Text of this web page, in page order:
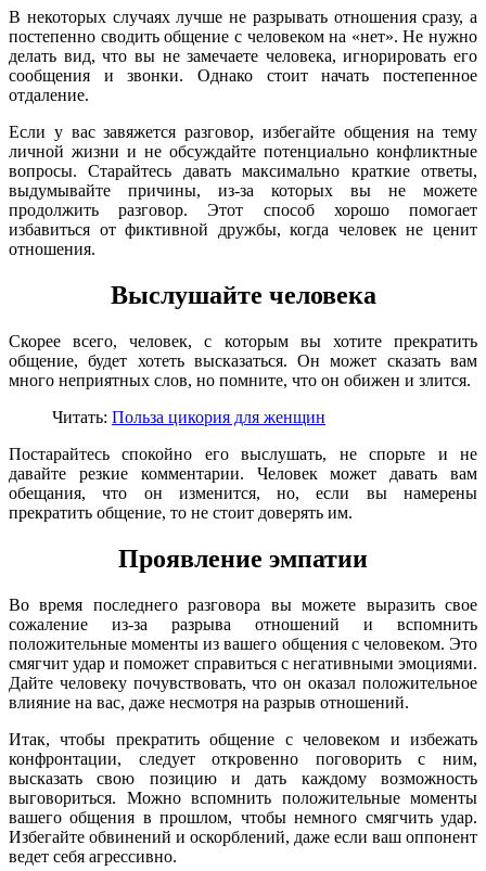
В некоторых случаях лучше не разрывать отношения сразу, а
постепенно сводить общение с человеком на «нет». Не нужно
делать вид, что вы не замечаете человека, игнорировать его
сообщения и звонки. Однако стоит начать постепенное
отдаление.
Если у вас завяжется разговор, избегайте общения на тему
личной жизни и не обсуждайте потенциально конфликтные
вопросы. Старайтесь давать максимально краткие ответы,
выдумывайте причины, из-за которых вы не можете
продолжить разговор. Этот способ хорошо помогает
избавиться от фиктивной дружбы, когда человек не ценит
отношения.
Выслушайте человека
Скорее всего, человек, с которым вы хотите прекратить
общение, будет хотеть высказаться. Он может сказать вам
много неприятных слов, но помните, что он обижен и злится.
Читать: Польза цикория для женщин
Постарайтесь спокойно его выслушать, не спорьте и не
давайте резкие комментарии. Человек может давать вам
обещания, что он изменится, но, если вы намерены
прекратить общение, то не стоит доверять им.
Проявление эмпатии
Во время последнего разговора вы можете выразить свое
сожаление из-за разрыва отношений и вспомнить
положительные моменты из вашего общения с человеком. Это
смягчит удар и поможет справиться с негативными эмоциями.
Дайте человеку почувствовать, что он оказал положительное
влияние на вас, даже несмотря на разрыв отношений.
Итак, чтобы прекратить общение с человеком и избежать
конфронтации, следует откровенно поговорить с ним,
высказать свою позицию и дать каждому возможность
выговориться. Можно вспомнить положительные моменты
вашего общения в прошлом, чтобы немного смягчить удар.
Избегайте обвинений и оскорблений, даже если ваш оппонент
ведет себя агрессивно.